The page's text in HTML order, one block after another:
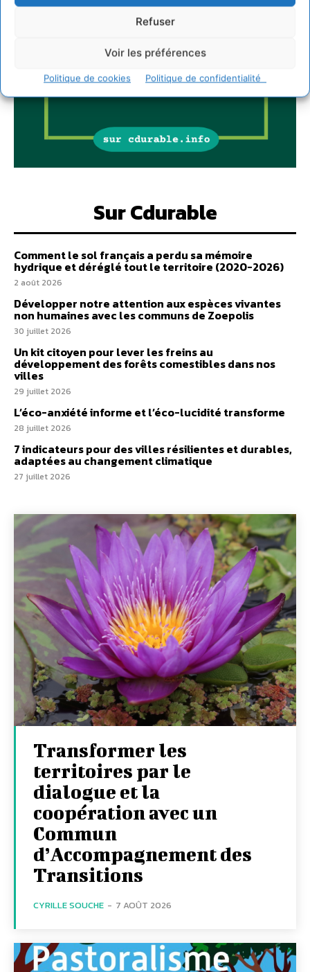
Refuser
Voir les préférences
Politique de cookies Politique de confidentialité
Sur Cdurable
Comment le sol français a perdu sa mémoire
hydrique et déréglé tout le territoire (2020-2026)
2 août 2026
Développer notre attention aux espèces vivantes
non humaines avec les communs de Zoepolis
30 juillet 2026
Un kit citoyen pour lever les freins au
développement des forêts comestibles dans nos
villes
29 juillet 2026
L’éco-anxiété informe et l’éco-lucidité transforme
28 juillet 2026
7 indicateurs pour des villes résilientes et durables,
adaptées au changement climatique
27 juillet 2026
Transformer les
territoires par le
dialogue et la
coopération avec un
Commun
d’Accompagnement des
Transitions
CYRILLE SOUCHE - 7 AOÛT 2026